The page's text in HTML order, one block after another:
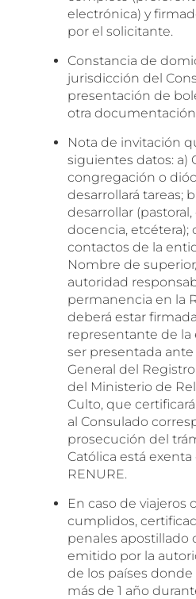
electrónica) y
por el solicitante.
Constancia de
jurisdicción del
presentación de
otra
Nota de invitación
siguientes datos: a)
congregación o
desarrollará tareas;
desarrollar
docencia, etcétera);
contactos de la
Nombre de
autoridad
permanencia en la
deberá estar
representante de la
ser presentada
General del
del Ministerio de
Culto, que
al Consulado
prosecución del
Católica está
RENURE.
En caso de viajeros
cumplidos,
penales apostillado
emitido por la
de los países
más de 1 año